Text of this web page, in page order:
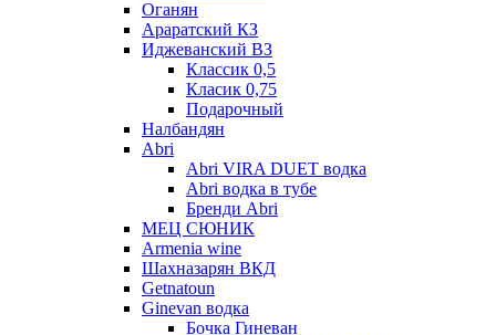
Оганян
Араратский КЗ
Иджеванский ВЗ
Классик 0,5
Класик 0,75
Подарочный
Налбандян
Abri
Abri VIRA DUET водка
Abri водка в тубе
Бренди Abri
МЕЦ СЮНИК
Armenia wine
Шахназарян ВКД
Getnatoun
Ginevan водка
Бочка Гиневан